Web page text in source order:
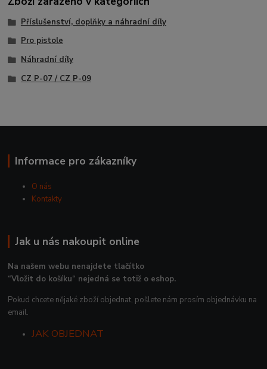
Příslušenství, doplňky a náhradní díly
Pro pistole
Náhradní díly
CZ P-07 / CZ P-09
Informace pro zákazníky
O nás
Kontakty
Jak u nás nakoupit online
Na našem webu nenajdete tlačítko
“Vložit do košíku“ nejedná se totiž o eshop.
Pokud chcete nějaké zboží objednat, pošlete nám prosím objednávku na
email.
JAK OBJEDNAT